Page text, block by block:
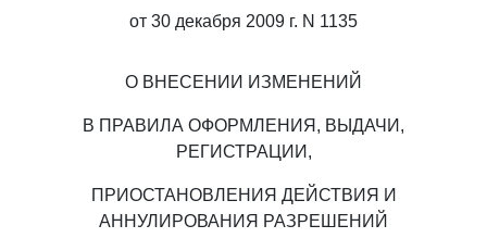
от 30 декабря 2009 г. N 1135
О ВНЕСЕНИИ ИЗМЕНЕНИЙ
В ПРАВИЛА ОФОРМЛЕНИЯ, ВЫДАЧИ,
РЕГИСТРАЦИИ,
ПРИОСТАНОВЛЕНИЯ ДЕЙСТВИЯ И
АННУЛИРОВАНИЯ РАЗРЕШЕНИЙ